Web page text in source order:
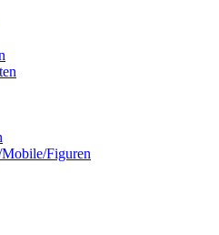
Figuren